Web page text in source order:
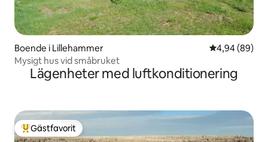
Boende i Lillehammer 4,94 av 5 i
4,94 (89)
Mysigt hus vid småbruket
Lägenheter med luftkonditionering
Populär gästfavorit
Gästfavorit